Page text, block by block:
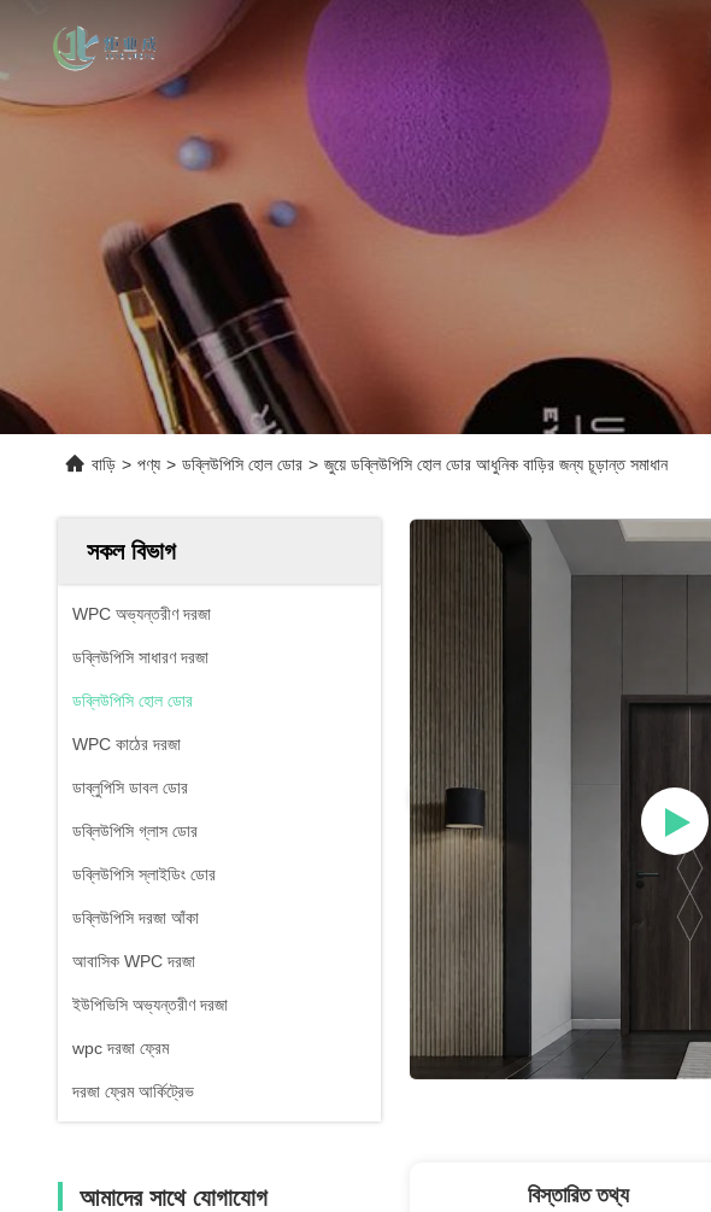
বাড়ি > পণ্য > ডব্লিউপিসি হোল ডোর > জুয়ে ডব্লিউপিসি হোল ডোর আধুনিক বাড়ির জন্য চূড়ান্ত সমাধান
সকল বিভাগ
WPC অভ্যন্তরীণ দরজা
ডব্লিউপিসি সাধারণ দরজা
ডব্লিউপিসি হোল ডোর
WPC কাঠের দরজা
ডাব্লুপিসি ডাবল ডোর
ডব্লিউপিসি গ্লাস ডোর
ডব্লিউপিসি স্লাইডিং ডোর
ডব্লিউপিসি দরজা আঁকা
আবাসিক WPC দরজা
ইউপিভিসি অভ্যন্তরীণ দরজা
wpc দরজা ফ্রেম
দরজা ফ্রেম আর্কিট্রেভ
আমাদের সাথে যোগাযোগ বিস্তারিত তথ্য